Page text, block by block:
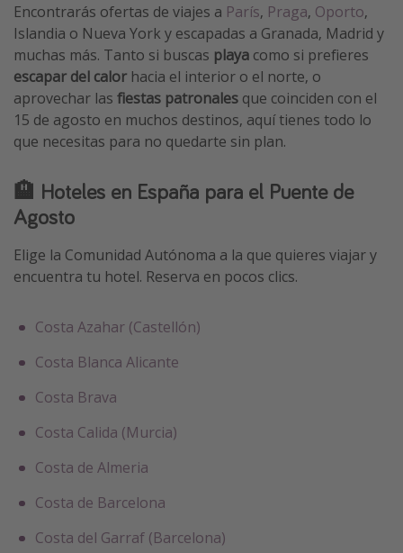
Encontrarás ofertas de viajes a París, Praga, Oporto,
Islandia o Nueva York y escapadas a Granada, Madrid y
muchas más. Tanto si buscas playa como si prefieres
escapar del calor hacia el interior o el norte, o
aprovechar las fiestas patronales que coinciden con el
15 de agosto en muchos destinos, aquí tienes todo lo
que necesitas para no quedarte sin plan.
🏨 Hoteles en España para el Puente de
Agosto
Elige la Comunidad Autónoma a la que quieres viajar y
encuentra tu hotel. Reserva en pocos clics.
Costa Azahar (Castellón)
Costa Blanca Alicante
Costa Brava
Costa Calida (Murcia)
Costa de Almeria
Costa de Barcelona
Costa del Garraf (Barcelona)